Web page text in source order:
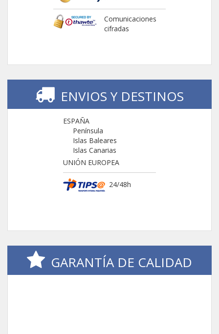
Comunicaciones
cifradas
ENVIOS Y DESTINOS
ESPAÑA
Península
Islas Baleares
Islas Canarias
UNIÓN EUROPEA
24/48h
GARANTÍA DE CALIDAD